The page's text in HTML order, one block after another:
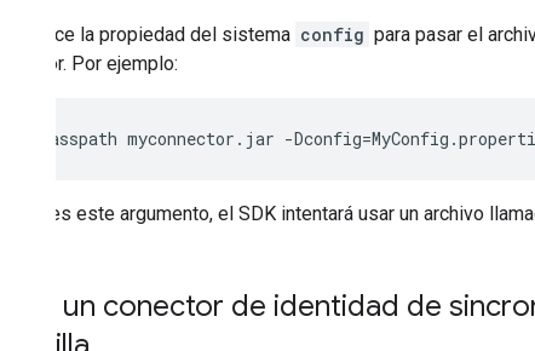
Establece la propiedad del sistema config para pasar el
conector. Por ejemplo:
-classpath myconnector.jar -Dconfig=
Si omites este argumento, el SDK intentará usar un archivo
Crea un conector de identidad de